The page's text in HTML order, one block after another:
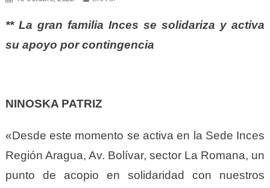
** La gran familia Inces se solidariza y activa
su apoyo por contingencia
NINOSKA PATRIZ
«Desde este momento se activa en la Sede Inces
Región Aragua, Av. Bolívar, sector La Romana, un
punto de acopio en solidaridad con nuestros